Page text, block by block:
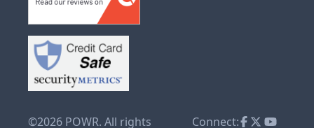
©2026 POWR. All rights Connect: